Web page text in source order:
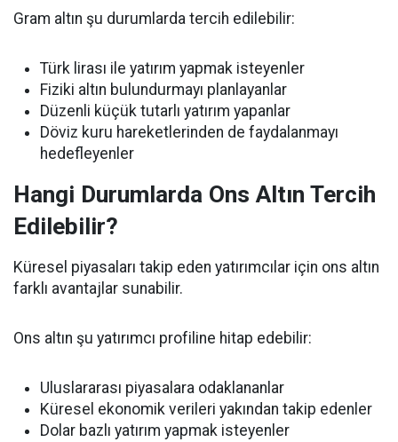
Gram altın şu durumlarda tercih edilebilir:
Türk lirası ile yatırım yapmak isteyenler
Fiziki altın bulundurmayı planlayanlar
Düzenli küçük tutarlı yatırım yapanlar
Döviz kuru hareketlerinden de faydalanmayı
hedefleyenler
Hangi Durumlarda Ons Altın Tercih
Edilebilir?
Küresel piyasaları takip eden yatırımcılar için ons altın
farklı avantajlar sunabilir.
Ons altın şu yatırımcı profiline hitap edebilir:
Uluslararası piyasalara odaklananlar
Küresel ekonomik verileri yakından takip edenler
Dolar bazlı yatırım yapmak isteyenler